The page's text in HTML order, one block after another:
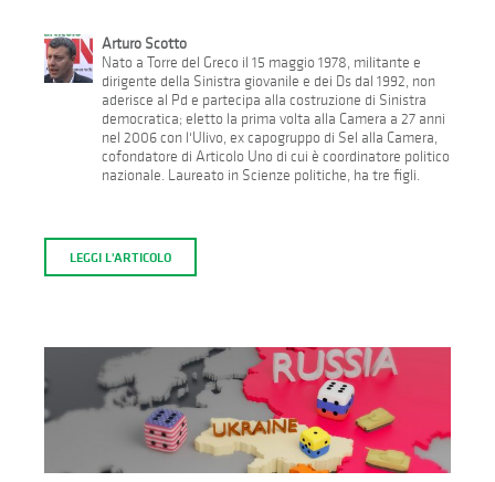
Arturo Scotto
Nato a Torre del Greco il 15 maggio 1978, militante e
dirigente della Sinistra giovanile e dei Ds dal 1992, non
aderisce al Pd e partecipa alla costruzione di Sinistra
democratica; eletto la prima volta alla Camera a 27 anni
nel 2006 con l'Ulivo, ex capogruppo di Sel alla Camera,
cofondatore di Articolo Uno di cui è coordinatore politico
nazionale. Laureato in Scienze politiche, ha tre figli.
LEGGI L'ARTICOLO